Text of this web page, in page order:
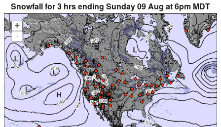
Snowfall for 3 hrs ending Sunday 09 Aug at 6pm MDT
+
-